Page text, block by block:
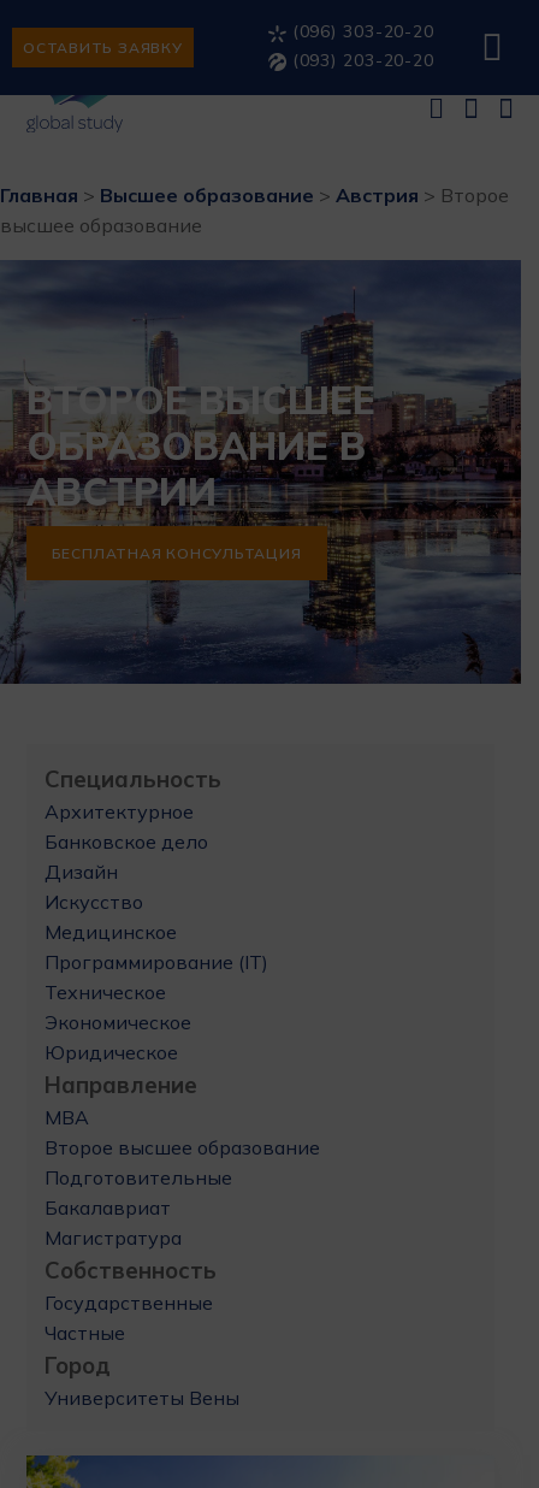
ОСТАВИТЬ ЗАЯВКУ
(096) 303-20-20
(093) 203-20-20
Главная > Высшее образование > Австрия > Второе
высшее образование
ВТОРОЕ ВЫСШЕЕ
ОБРАЗОВАНИЕ В
АВСТРИИ
БЕСПЛАТНАЯ КОНСУЛЬТАЦИЯ
Специальность
Архитектурное
Банковское дело
Дизайн
Искусство
Медицинское
Программирование (IT)
Техническое
Экономическое
Юридическое
Направление
MBA
Второе высшее образование
Подготовительные
Бакалавриат
Магистратура
Собственность
Государственные
Частные
Город
Университеты Вены